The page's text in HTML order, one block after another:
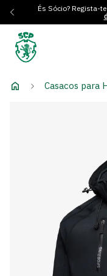
És Sócio? Regista-
Casacos para